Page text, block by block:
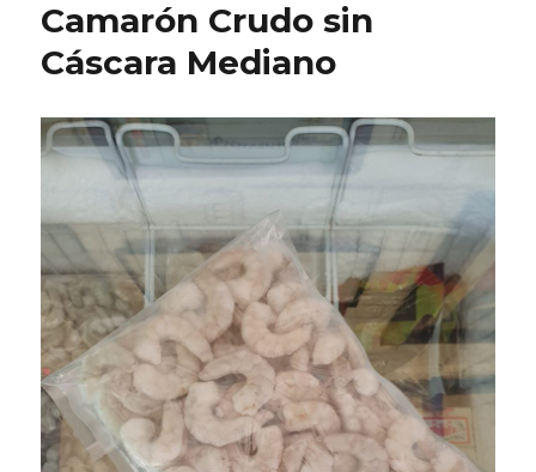
Camarón Crudo sin
Cáscara Mediano